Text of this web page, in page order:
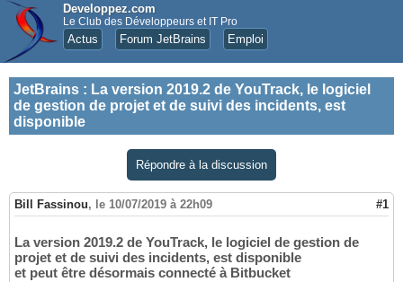
Developpez.com
Le Club des Développeurs et IT Pro
Actus Forum JetBrains Emploi
JetBrains : La version 2019.2 de YouTrack, le logiciel
de gestion de projet et de suivi des incidents, est
disponible
Répondre à la discussion
Bill Fassinou, le 10/07/2019 à 22h09 #1
La version 2019.2 de YouTrack, le logiciel de gestion de
projet et de suivi des incidents, est disponible
et peut être désormais connecté à Bitbucket